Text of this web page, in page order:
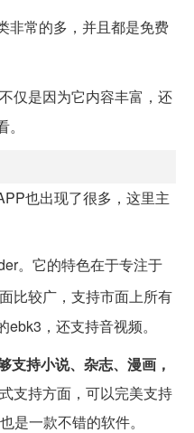
非常的多，并且都是免费
仅是因为它内容丰富，还
也出现了很多，这里主
。它的特色在于专注于
比较广，支持市面上所有
，还支持音视频。
支持小说、杂志、漫画，
支持方面，可以完美支持
是一款不错的软件。